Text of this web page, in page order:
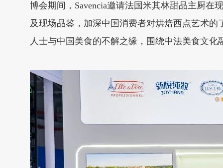
博会期间，Savencia邀请法国米其林甜品主厨
及现场品鉴，加深中国消费者对烘焙西点艺术
人士与中国美食的不解之缘，围绕中法美食文化